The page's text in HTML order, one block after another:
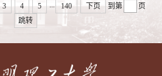
3 4 5 ... 140 下页 到第
页
跳转